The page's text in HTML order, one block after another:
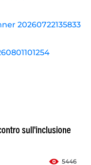
sull'inclusione
5446